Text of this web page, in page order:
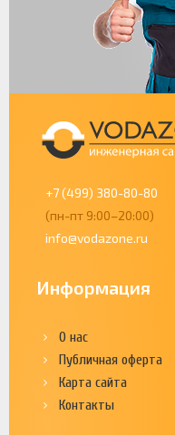
+7 (499) 380-80-80
(пн-пт 9:00–20:00)
info@vodazone.ru
Информация
О нас
Публичная оферта
Карта сайта
Контакты